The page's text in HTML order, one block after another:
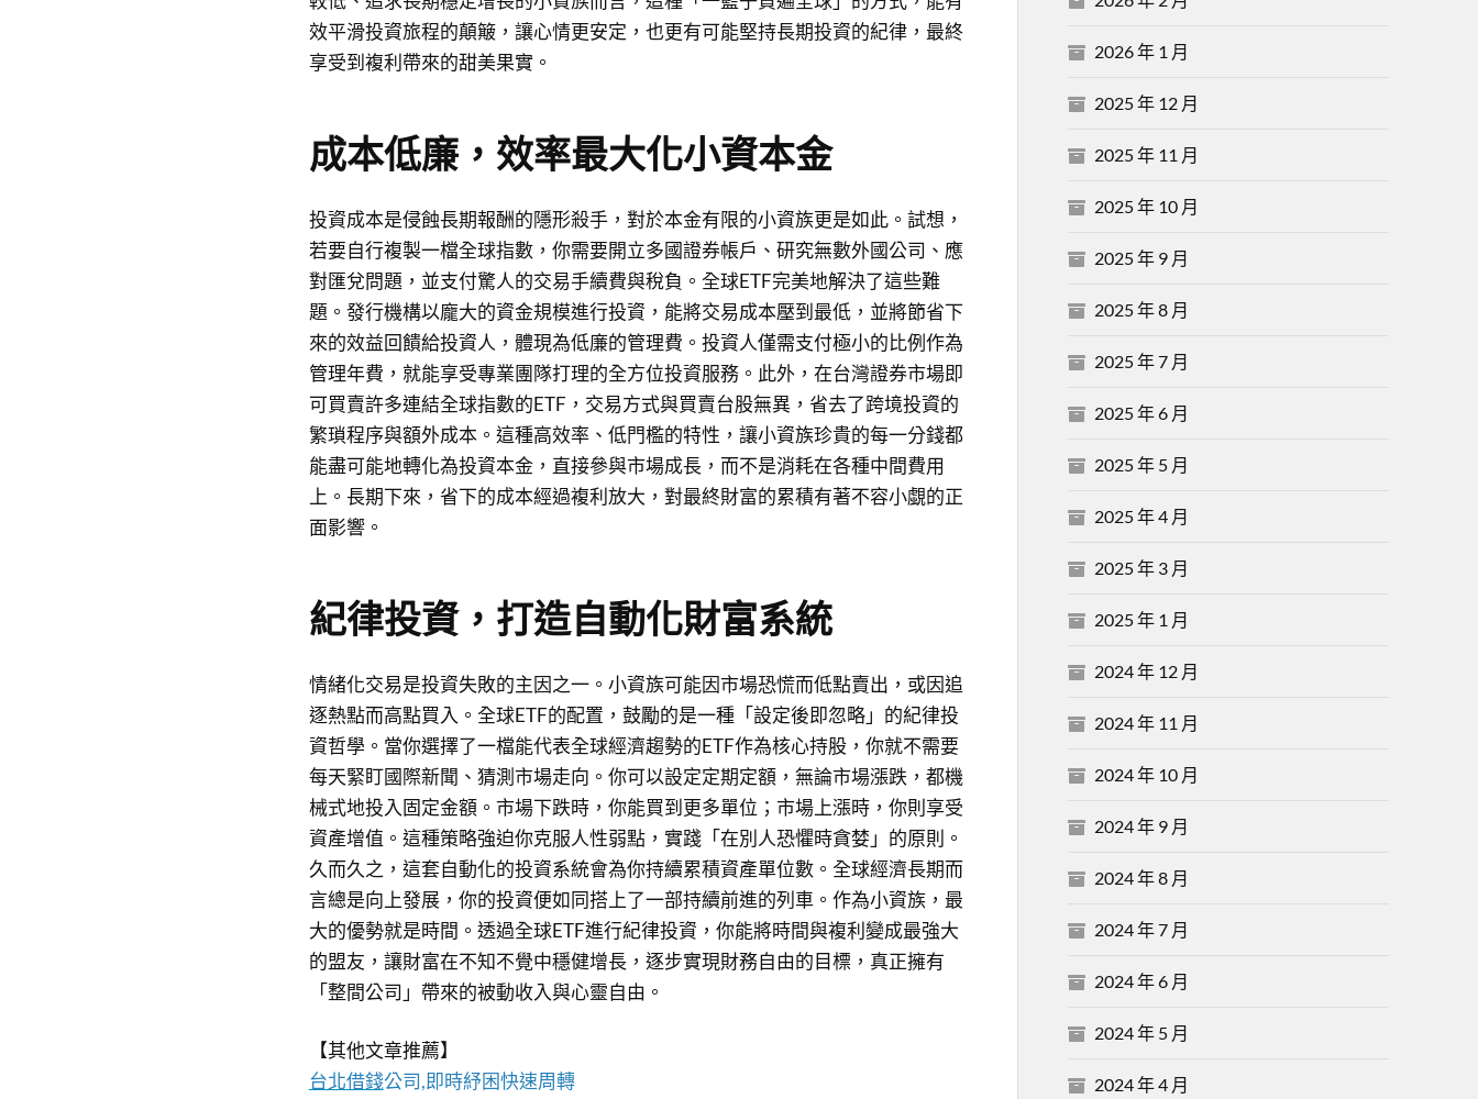
效平滑投資旅程的顛簸，讓心情更安定，也更有可能堅持長期投資的紀律，最終
享受到複利帶來的甜美果實。
成本低廉，效率最大化小資本金
投資成本是侵蝕長期報酬的隱形殺手，對於本金有限的小資族更是如此。試想，
若要自行複製一檔全球指數，你需要開立多國證券帳戶、研究無數外國公司、應
對匯兌問題，並支付驚人的交易手續費與稅負。全球ETF完美地解決了這些難
題。發行機構以龐大的資金規模進行投資，能將交易成本壓到最低，並將節省下
來的效益回饋給投資人，體現為低廉的管理費。投資人僅需支付極小的比例作為
管理年費，就能享受專業團隊打理的全方位投資服務。此外，在台灣證券市場即
可買賣許多連結全球指數的ETF，交易方式與買賣台股無異，省去了跨境投資的
繁瑣程序與額外成本。這種高效率、低門檻的特性，讓小資族珍貴的每一分錢都
能盡可能地轉化為投資本金，直接參與市場成長，而不是消耗在各種中間費用
上。長期下來，省下的成本經過複利放大，對最終財富的累積有著不容小覷的正
面影響。
紀律投資，打造自動化財富系統
情緒化交易是投資失敗的主因之一。小資族可能因市場恐慌而低點賣出，或因追
逐熱點而高點買入。全球ETF的配置，鼓勵的是一種「設定後即忽略」的紀律投
資哲學。當你選擇了一檔能代表全球經濟趨勢的ETF作為核心持股，你就不需要
每天緊盯國際新聞、猜測市場走向。你可以設定定期定額，無論市場漲跌，都機
械式地投入固定金額。市場下跌時，你能買到更多單位；市場上漲時，你則享受
資產增值。這種策略強迫你克服人性弱點，實踐「在別人恐懼時貪婪」的原則。
久而久之，這套自動化的投資系統會為你持續累積資產單位數。全球經濟長期而
言總是向上發展，你的投資便如同搭上了一部持續前進的列車。作為小資族，最
大的優勢就是時間。透過全球ETF進行紀律投資，你能將時間與複利變成最強大
的盟友，讓財富在不知不覺中穩健增長，逐步實現財務自由的目標，真正擁有
「整間公司」帶來的被動收入與心靈自由。
【其他文章推薦】
台北借錢公司,即時紓困快速周轉
2026 年 1 月
2025 年 12 月
2025 年 11 月
2025 年 10 月
2025 年 9 月
2025 年 8 月
2025 年 7 月
2025 年 6 月
2025 年 5 月
2025 年 4 月
2025 年 3 月
2025 年 1 月
2024 年 12 月
2024 年 11 月
2024 年 10 月
2024 年 9 月
2024 年 8 月
2024 年 7 月
2024 年 6 月
2024 年 5 月
2024 年 4 月